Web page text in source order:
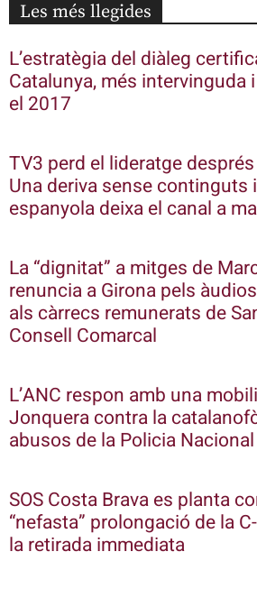
Les més llegides
L’estratègia del diàleg
Catalunya, més intervinguda
el 2017
TV3 perd el lideratge
Una deriva sense continguts
espanyola deixa el canal a
La “dignitat” a mitges de
renuncia a Girona pels
als càrrecs remunerats de
Consell Comarcal
L’ANC respon amb una
Jonquera contra la
abusos de la Policia Nacional
SOS Costa Brava es planta
“nefasta” prolongació de la
la retirada immediata